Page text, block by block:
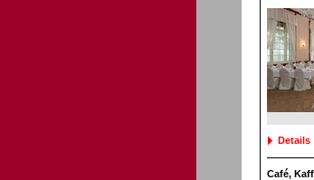
Details
Café,